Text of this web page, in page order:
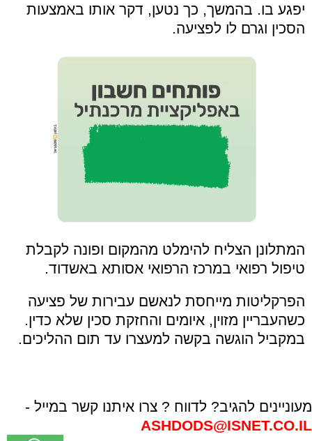
יפגע בו. בהמשך, כך נטען, דקר אותו באמצעות
הסכין וגרם לו לפציעה.
המתלונן הצליח להימלט מהמקום ופונה לקבלת
טיפול רפואי במרכז הרפואי אסותא באשדוד.
הפרקליטות מייחסת לנאשם עבירות של פציעה
כשהעבריין מזוין, איומים והחזקת סכין שלא כדין.
במקביל הוגשה בקשה למעצרו עד תום ההליכים.
מעוניינים להגיב? לדווח ? צרו איתנו קשר במייל -
ASHDODS@ISNET.CO.IL